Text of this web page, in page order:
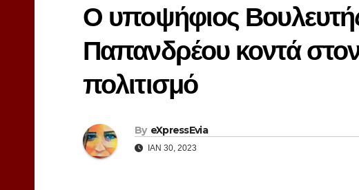
Ο υποψήφιος
Παπανδρέου κοντά
πολιτισμό
By eXpressEvia
ΙΑΝ 30, 2023